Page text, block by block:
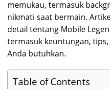
memukau, termasuk
nikmati saat bermain.
detail tentang Mobile
termasuk keuntungan, tips,
Anda butuhkan.
Table of Contents